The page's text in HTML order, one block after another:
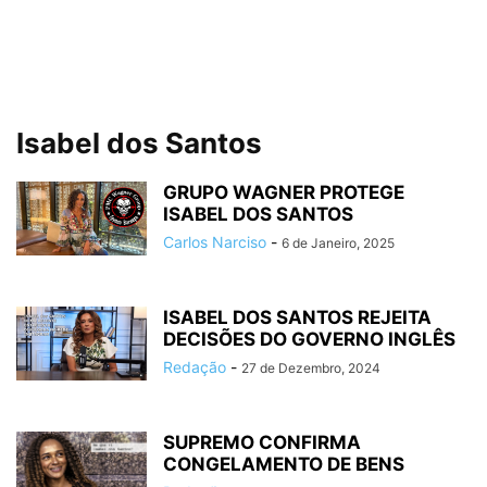
Isabel dos Santos
GRUPO WAGNER PROTEGE
ISABEL DOS SANTOS
Carlos Narciso - 6 de Janeiro, 2025
ISABEL DOS SANTOS REJEITA
DECISÕES DO GOVERNO INGLÊS
Redação - 27 de Dezembro, 2024
SUPREMO CONFIRMA
CONGELAMENTO DE BENS